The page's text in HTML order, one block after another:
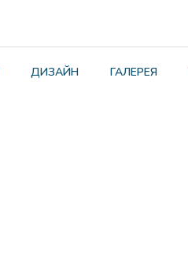
ДИЗАЙН ГАЛЕРЕЯ